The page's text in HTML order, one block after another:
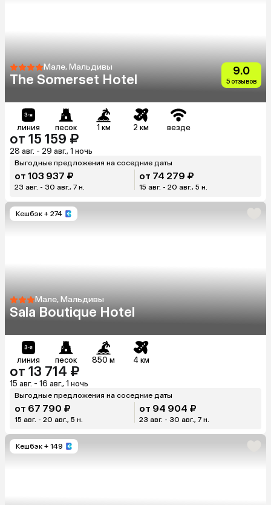
Мале, Мальдивы
The Somerset Hotel
9.0
5 отзывов
линия песок 1 км 2 км везде
от 15 159 ₽
28 авг. - 29 авг., 1 ночь
Выгодные предложения на соседние даты
от 103 937 ₽
23 авг. - 30 авг., 7 н.
от 74 279 ₽
15 авг. - 20 авг., 5 н.
Кешбэк + 274
Мале, Мальдивы
Sala Boutique Hotel
линия песок 850 м 4 км
от 13 714 ₽
15 авг. - 16 авг., 1 ночь
Выгодные предложения на соседние даты
от 67 790 ₽
15 авг. - 20 авг., 5 н.
от 94 904 ₽
23 авг. - 30 авг., 7 н.
Кешбэк + 149